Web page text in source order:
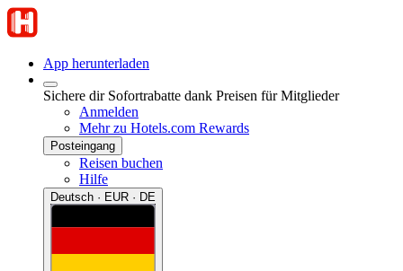
App herunterladen
Sichere dir Sofortrabatte dank Preisen für Mitglieder
Anmelden
Mehr zu Hotels.com Rewards
Posteingang
Reisen buchen
Hilfe
Deutsch · EUR · DE